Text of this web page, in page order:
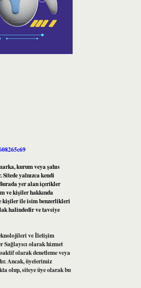
kurum veya şahıs
yalnızca kendi
yer alan içerikler
ve kişiler hakkında
kişiler ile isim benzerlikleri
halindedir ve tavsiye
ve İletişim
Sağlayıcı olarak hizmet
olarak denetleme veya
Ancak, üyelerimiz
olup, siteye üye olarak bu